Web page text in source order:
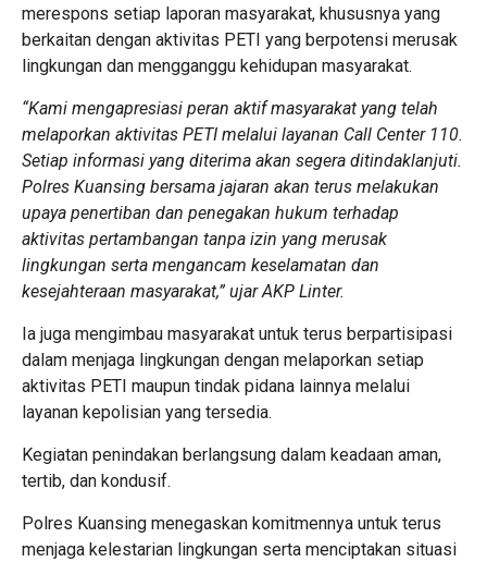
merespons setiap laporan masyarakat, khususnya yang
berkaitan dengan aktivitas PETI yang berpotensi merusak
lingkungan dan mengganggu kehidupan masyarakat.
“Kami mengapresiasi peran aktif masyarakat yang telah
melaporkan aktivitas PETI melalui layanan Call Center 110.
Setiap informasi yang diterima akan segera ditindaklanjuti.
Polres Kuansing bersama jajaran akan terus melakukan
upaya penertiban dan penegakan hukum terhadap
aktivitas pertambangan tanpa izin yang merusak
lingkungan serta mengancam keselamatan dan
kesejahteraan masyarakat,” ujar AKP Linter.
Ia juga mengimbau masyarakat untuk terus berpartisipasi
dalam menjaga lingkungan dengan melaporkan setiap
aktivitas PETI maupun tindak pidana lainnya melalui
layanan kepolisian yang tersedia.
Kegiatan penindakan berlangsung dalam keadaan aman,
tertib, dan kondusif.
Polres Kuansing menegaskan komitmennya untuk terus
menjaga kelestarian lingkungan serta menciptakan situasi